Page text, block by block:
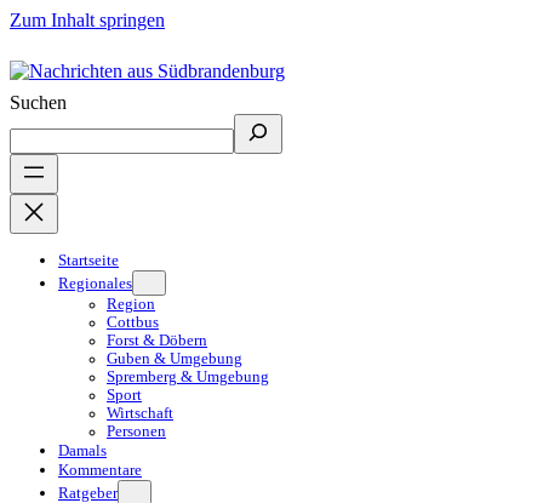
Zum Inhalt springen
Suchen
Startseite
Regionales
Region
Cottbus
Forst & Döbern
Guben & Umgebung
Spremberg & Umgebung
Sport
Wirtschaft
Personen
Damals
Kommentare
Ratgeber